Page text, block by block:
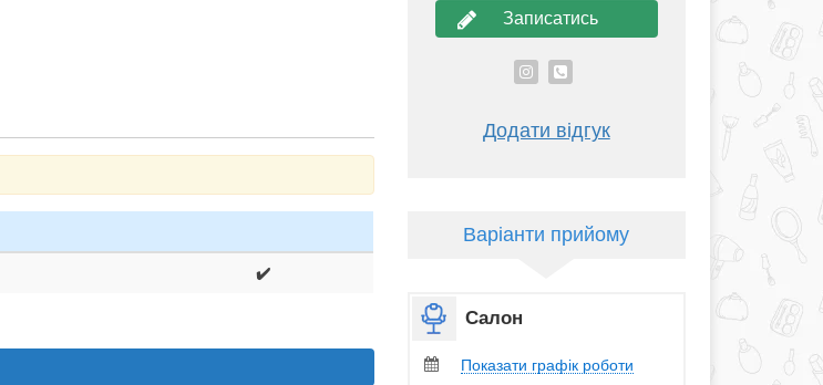
✔️
Записатись
Додати відгук
Варіанти прийому
Салон
Показати графік роботи